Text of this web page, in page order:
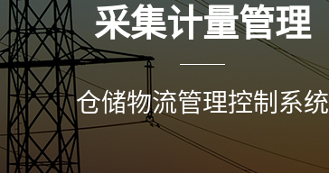
采集计量管理
仓储物流管理控制系统